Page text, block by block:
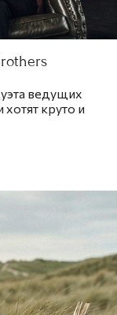
ведущих
круто и